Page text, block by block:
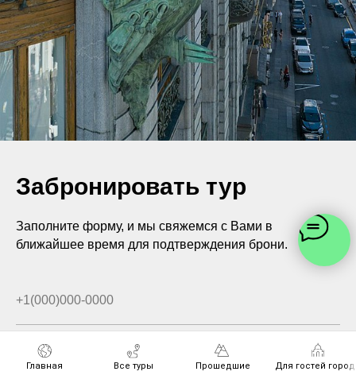
Главная Все туры Прошедшие Для гостей
Забронировать тур
Заполните форму, и мы свяжемся с Вами в
ближайшее время для подтверждения брони.